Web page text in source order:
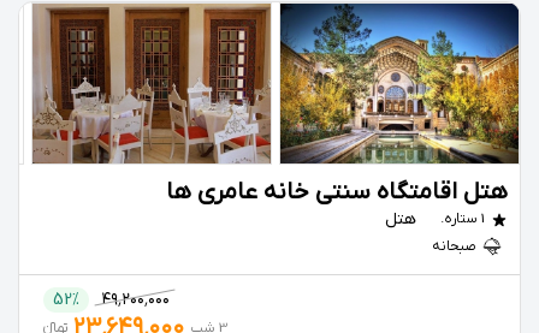
هتل اقامتگاه سنتی خانه عامری ها
1 ستاره. هتل
صبحانه
۴۹٬۲۰۰٬۰۰۰ 52%
3 شب تومانءءء